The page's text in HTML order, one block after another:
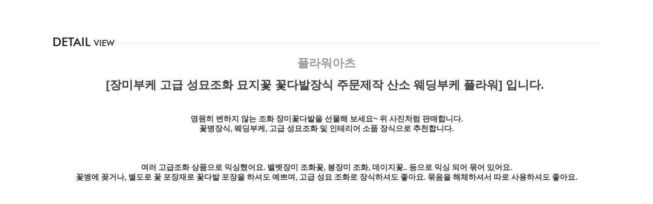
플라워아츠
[장미부케 고급 성묘조화 묘지꽃 꽃다발장식 주문제작 산소 웨딩부케 플라워] 입니다.
영원히 변하지 않는 조화 장미꽃다발을 선물해 보세요~ 위 사진처럼 판매합니다.
꽃병장식, 웨딩부케, 고급 성묘조화 및 인테리어 소품 장식으로 추천합니다.
여러 고급조화 상품으로 믹싱했어요. 벨벳장미 조화꽃, 봉장미 조화, 데이지꽃.. 등으로 믹싱 되어 묶어 있어요.
꽃병에 꽂거나, 별도로 꽃 포장재로 꽃다발 포장을 하셔도 예쁘며, 고급 성묘 조화로 장식하셔도 좋아요. 묶음을 해체하셔서 따로 사용하셔도 좋아요.